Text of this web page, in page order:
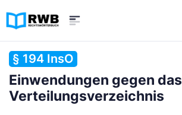
§ 194 InsO
Einwendungen gegen das
Verteilungsverzeichnis